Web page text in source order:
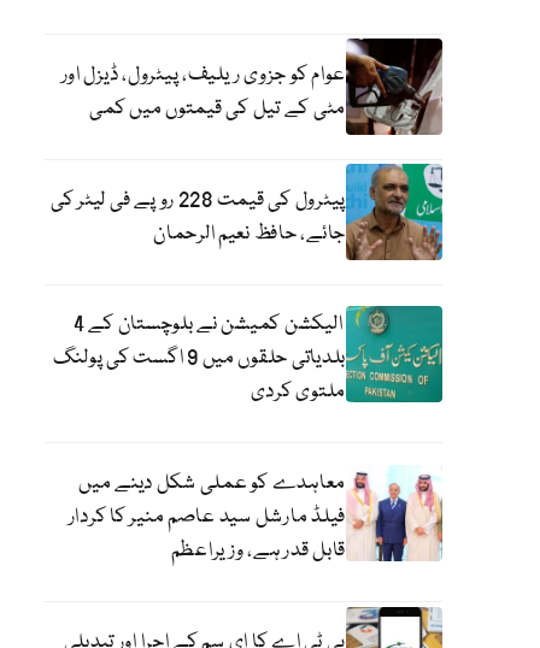
عوام کو جزوی ریلیف، پیٹرول، ڈیزل اور
مٹی کے تیل کی قیمتوں میں کمی
پیٹرول کی قیمت 228 روپے فی لیٹر کی
جائے، حافظ نعیم الرحمان
الیکشن کمیشن نے بلوچستان کے 4
بلدیاتی حلقوں میں 9 اگست کی پولنگ
ملتوی کردی
معاہدے کو عملی شکل دینے میں
فیلڈ مارشل سید عاصم منیر کا کردار
قابل قدر ہے، وزیراعظم